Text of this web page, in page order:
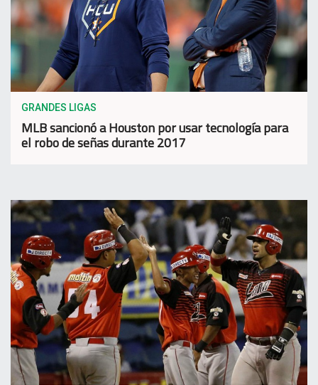
GRANDES LIGAS
MLB sancionó a Houston por usar tecnología para
el robo de señas durante 2017